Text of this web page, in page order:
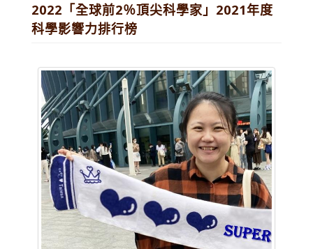
2022「全球前2％頂尖科學家」2021年度
科學影響力排行榜